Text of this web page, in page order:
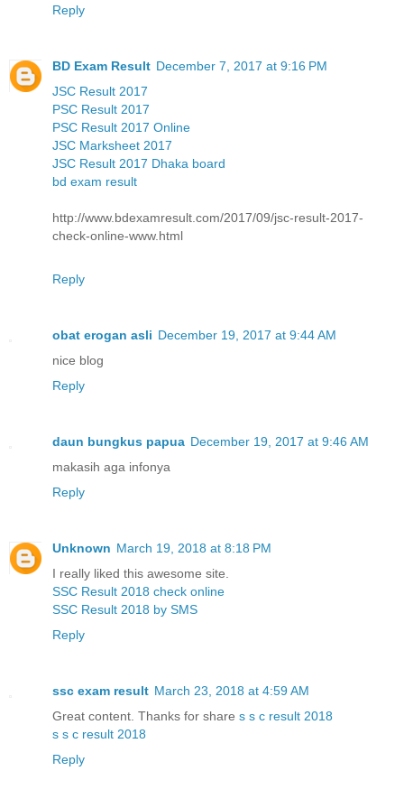
Reply
BD Exam Result December 7, 2017 at 9:16 PM
JSC Result 2017
PSC Result 2017
PSC Result 2017 Online
JSC Marksheet 2017
JSC Result 2017 Dhaka board
bd exam result
http://www.bdexamresult.com/2017/09/jsc-result-2017-
check-online-www.html
Reply
obat erogan asli December 19, 2017 at 9:44 AM
nice blog
Reply
daun bungkus papua December 19, 2017 at 9:46 AM
makasih aga infonya
Reply
Unknown March 19, 2018 at 8:18 PM
I really liked this awesome site.
SSC Result 2018 check online
SSC Result 2018 by SMS
Reply
ssc exam result March 23, 2018 at 4:59 AM
Great content. Thanks for share s s c result 2018
s s c result 2018
Reply